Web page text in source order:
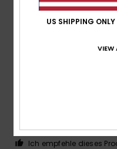
4
Perfekte GrößeMaterial: 4/
Ich empfehle dieses
US SHIPPING ONLY
VIEW